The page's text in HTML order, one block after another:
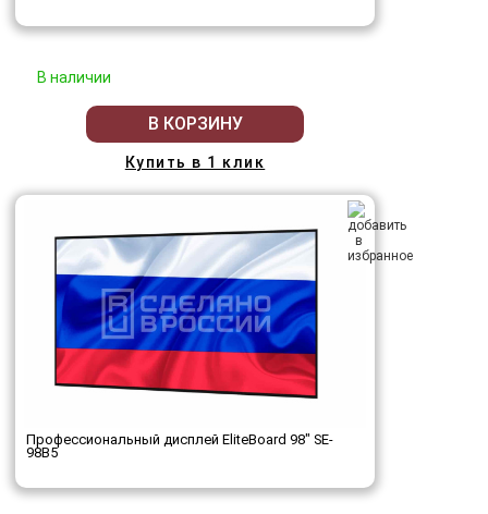
В наличии
В КОРЗИНУ
Купить в 1 клик
Профессиональный дисплей EliteBoard 98" SE-
98B5